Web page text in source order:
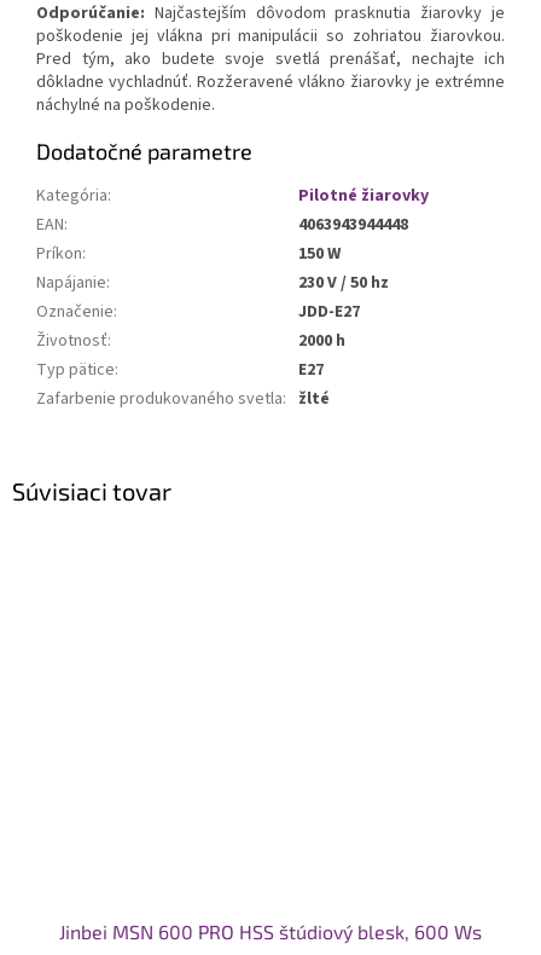
Súvisiaci tovar
Jinbei MSN 600 PRO HSS štúdiový blesk, 600 Ws
Odporúčanie: Najčastejším dôvodom prasknutia žiarovky je
poškodenie jej vlákna pri manipulácii so zohriatou žiarovkou.
Pred tým, ako budete svoje svetlá prenášať, nechajte ich
dôkladne vychladnúť. Rozžeravené vlákno žiarovky je extrémne
náchylné na poškodenie.
Dodatočné parametre
Kategória:
Pilotné žiarovky
EAN:
4063943944448
Príkon:
150 W
Napájanie:
230 V / 50 hz
Označenie:
JDD-E27
Životnosť:
2000 h
Typ pätice:
E27
Zafarbenie produkovaného svetla: žlté